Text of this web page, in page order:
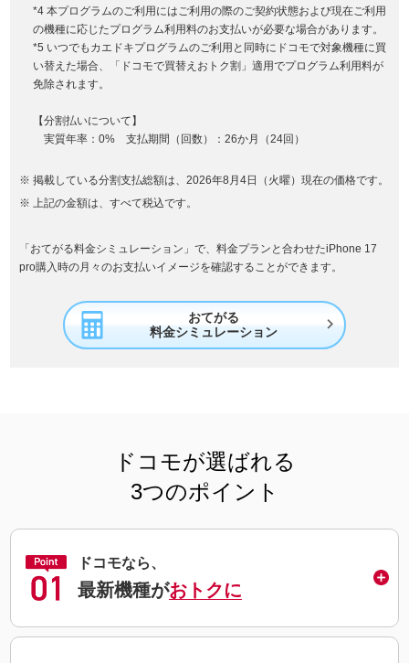
*4 本プログラムのご利用にはご利用の際のご契約状態および現在ご利用
の機種に応じたプログラム利用料のお支払いが必要な場合があります。
*5 いつでもカエドキプログラムのご利用と同時にドコモで対象機種に買
い替えた場合、「ドコモで買替えおトク割」適用でプログラム利用料が
免除されます。
【分割払いについて】
実質年率：0% 支払期間（回数）：26か月（24回）
掲載している分割支払総額は、2026年8月4日（火曜）現在の価格です。
上記の金額は、すべて税込です。
「おてがる料金シミュレーション」で、料金プランと合わせたiPhone 17
pro購入時の月々のお支払いイメージを確認することができます。
おてがる
料金シミュレーション

ドコモが選ばれる
3つのポイント
ドコモなら、
最新機種がおトクに